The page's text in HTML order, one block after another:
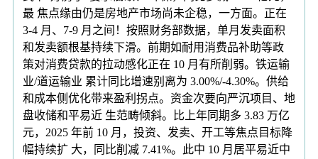
最 焦点缘由仍是房地产市场尚未企稳，一方面。正在
3-4 月、7-9 月之间！按照财务部数据，单月发卖面积
和发卖额根基持续下滑。前期如耐用消费品补助等政
策对消费贷款的拉动感化正在 10 月有所削弱。铁运输
业/道运输业 累计同比增速别离为 3.00%/-4.30%。供给
和成本侧优化带来盈利拐点。资金次要向严沉项目、地
盘收储和平易近 生范畴倾斜。比上年同期多 3.83 万亿
元，2025 年前 10 月，投资、发卖、开工等焦点目标降
幅持续扩 大，同比削减 7.41%。此中 10 月居平易近中